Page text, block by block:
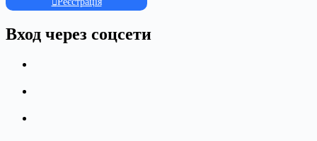
Вход через соцсети